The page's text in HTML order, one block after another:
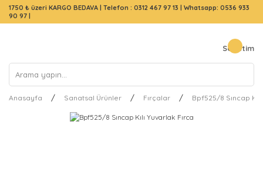
1750 ₺ üzeri KARGO BEDAVA | Telefon : 0312 467 97 13 | Whatsapp: 0536 933
90 97 |
Sepetim
Anasayfa Sanatsal Ürünler Fırçalar Bpf525/8 Sıncap